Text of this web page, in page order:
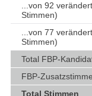
...von 92
Stimmen)
...von 77
Stimmen)
Total FBP-
FBP-
Total Stimmen